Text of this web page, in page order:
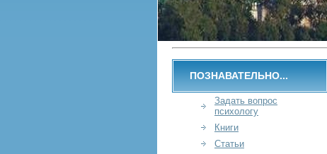
ПОЗНАВАТЕЛЬНО...
Задать вопрос
психологу
Книги
Статьи